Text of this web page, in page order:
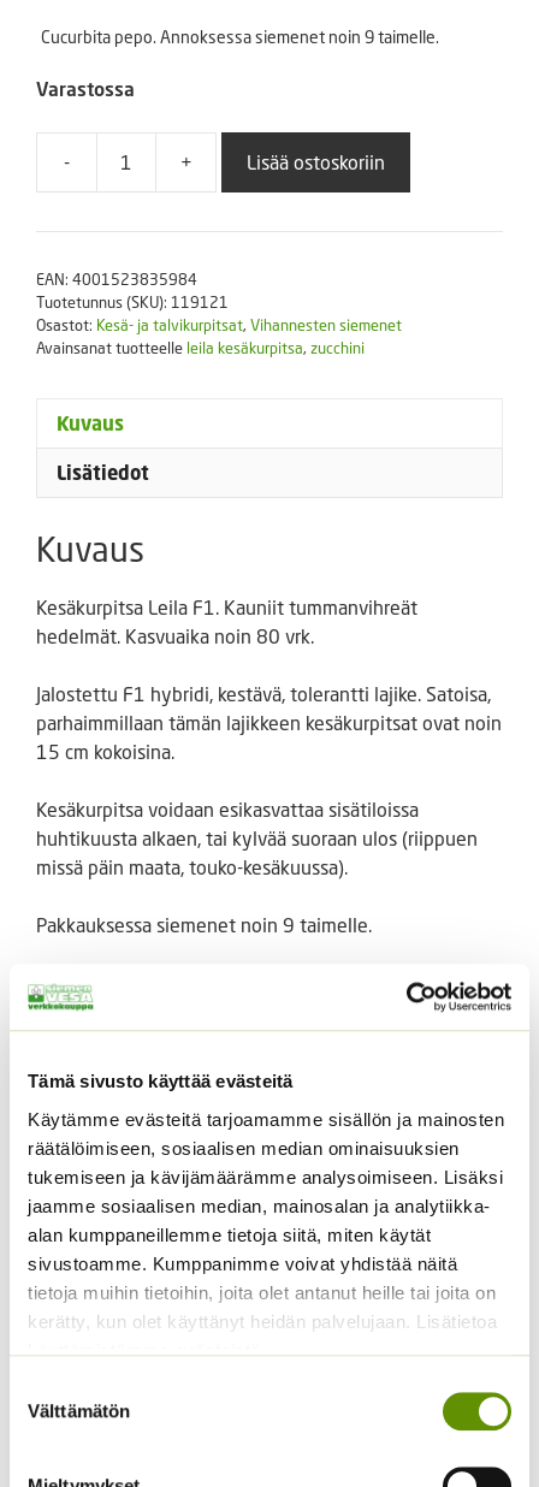
Tämä sivusto käyttää evästeitä
Käytämme evästeitä tarjoamamme sisällön ja mainosten
räätälöimiseen, sosiaalisen median ominaisuuksien
tukemiseen ja kävijämäärämme analysoimiseen. Lisäksi
jaamme sosiaalisen median, mainosalan ja analytiikka-
alan kumppaneillemme tietoja siitä, miten käytät
sivustoamme. Kumppanimme voivat yhdistää näitä
tietoja muihin tietoihin, joita olet antanut heille tai joita on
kerätty, kun olet käyttänyt heidän palvelujaan. Lisätietoa
käyttämistämme evästeistä
valinta
Välttämätön
Cucurbita pepo. Annoksessa siemenet noin 9 taimelle.
Varastossa
-
Kesäkurpitsa
F1
+ Lisää ostoskoriin
EAN: 4001523835984
Tuotetunnus (SKU): 119121
Osastot: Kesä- ja talvikurpitsat, Vihannesten siemenet
Avainsanat tuotteelle leila kesäkurpitsa, zucchini
Kuvaus
Lisätiedot
Kuvaus
Kesäkurpitsa Leila F1. Kauniit tummanvihreät
hedelmät. Kasvuaika noin 80 vrk.
Jalostettu F1 hybridi, kestävä, tolerantti lajike. Satoisa,
parhaimmillaan tämän lajikkeen kesäkurpitsat ovat noin
15 cm kokoisina.
Kesäkurpitsa voidaan esikasvattaa sisätiloissa
huhtikuusta alkaen, tai kylvää suoraan ulos (riippuen
missä päin maata, touko-kesäkuussa).
Pakkauksessa siemenet noin 9 taimelle.
Tutustu myös
Tomaatti Goldene
Königin annos, 1 g, tai 5
2,49€ – 16,90
Pensastomaatti Totem
F1 100 s.
24,90€ Sisältää